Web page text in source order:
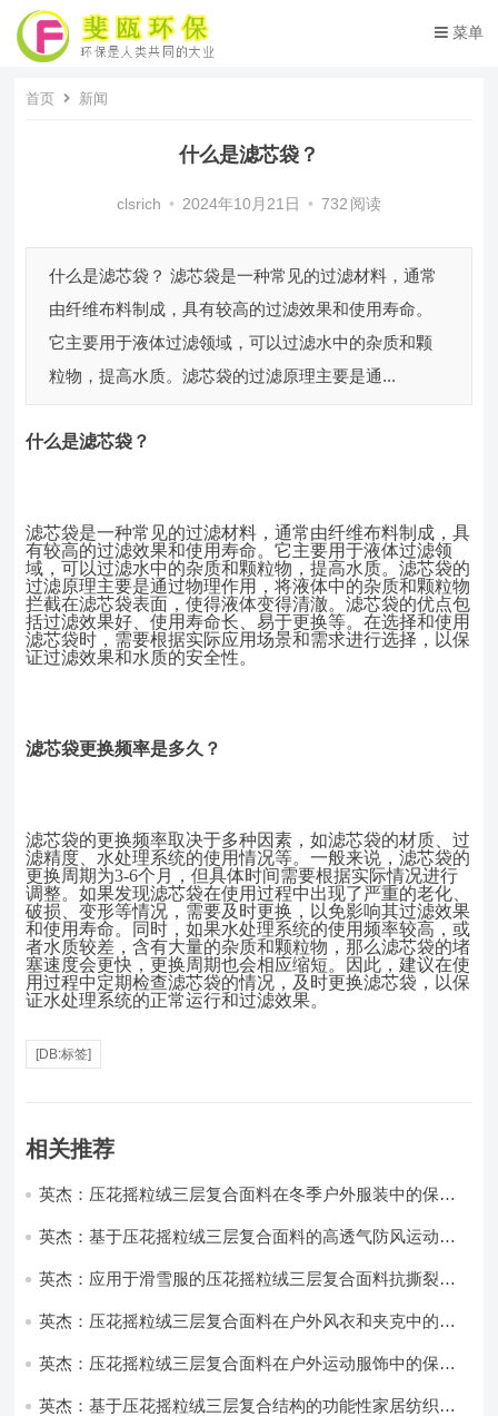
菜单
首页 新闻
什么是滤芯袋？
clsrich • 2024年10月21日 • 732 阅读
什么是滤芯袋？ 滤芯袋是一种常见的过滤材料，通常
由纤维布料制成，具有较高的过滤效果和使用寿命。
它主要用于液体过滤领域，可以过滤水中的杂质和颗
粒物，提高水质。滤芯袋的过滤原理主要是通...
什么是滤芯袋？
滤芯袋是一种常见的过滤材料，通常由纤维布料制成，具
有较高的过滤效果和使用寿命。它主要用于液体过滤领
域，可以过滤水中的杂质和颗粒物，提高水质。滤芯袋的
过滤原理主要是通过物理作用，将液体中的杂质和颗粒物
拦截在滤芯袋表面，使得液体变得清澈。滤芯袋的优点包
括过滤效果好、使用寿命长、易于更换等。在选择和使用
滤芯袋时，需要根据实际应用场景和需求进行选择，以保
证过滤效果和水质的安全性。
滤芯袋更换频率是多久 ？
滤芯袋的更换频率取决于多种因素，如滤芯袋的材质、过
滤精度、水处理系统的使用情况等。一般来说，滤芯袋的
更换周期为3-6个月，但具体时间需要根据实际情况进行
调整。如果发现滤芯袋在使用过程中出现了严重的老化、
破损、变形等情况，需要及时更换，以免影响其过滤效果
和使用寿命。同时，如果水处理系统的使用频率较高，或
者水质较差，含有大量的杂质和颗粒物，那么滤芯袋的堵
塞速度会更快，更换周期也会相应缩短。因此，建议在使
用过程中定期检查滤芯袋的情况，及时更换滤芯袋，以保
证水处理系统的正常运行和过滤效果。
[DB:标签]
相关推荐
英杰：压花摇粒绒三层复合面料在冬季户外服装中的保暖
英杰：基于压花摇粒绒三层复合面料的高透气防风运动服
英杰：应用于滑雪服的压花摇粒绒三层复合面料抗撕裂与
英杰：压花摇粒绒三层复合面料在户外风衣和夹克中的应
英杰：压花摇粒绒三层复合面料在户外运动服饰中的保暖
英杰：基于压花摇粒绒三层复合结构的功能性家居纺织品